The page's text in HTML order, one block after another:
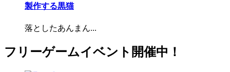
製作する黒猫
落としたあんまん...
フリーゲームイベント開催中！